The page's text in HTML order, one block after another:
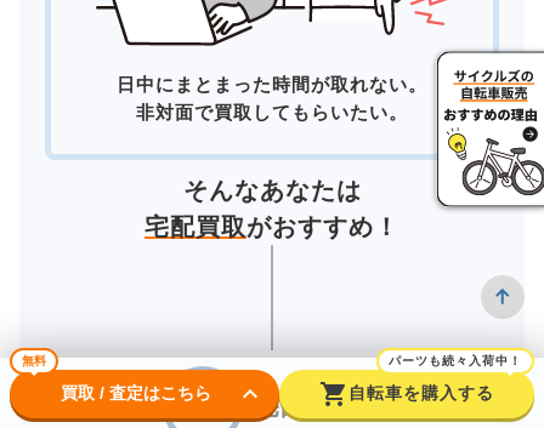
日中にまとまった時間が取れない。
非対面で買取してもらいたい。
そんなあなたは
宅配買取がおすすめ！
宅配買取
無料
買取 / 査定はこちら keyboard_arrow_down shopping_cart
パーツも続々入荷中！
自転車を購入する